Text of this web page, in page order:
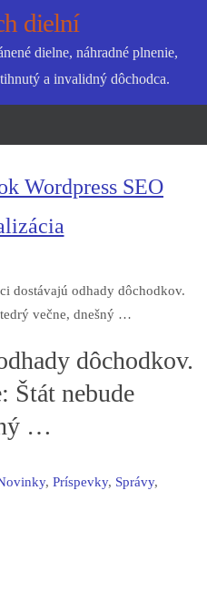
dielní
dielne, náhradné plnenie,
a invalidný dôchodca.
Wordpress SEO
dostávajú odhady dôchodkov.
večne, dnešný …
dôchodkov.
Štát nebude
…
,Príspevky, Správy,